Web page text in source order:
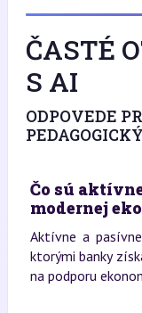
ČASTÉ
S AI
ODPOVEDE
Čo sú
modernej
Aktívne a
ktorými banky
na podporu